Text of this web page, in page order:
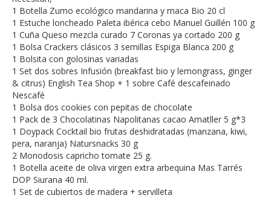
1 Botella Zumo ecológico mandarina y maca Bio 20 cl
1 Estuche loncheado Paleta ibérica cebo Manuel Guillén 100 g
1 Cuña Queso mezcla curado 7 Coronas ya cortado 200 g
1 Bolsa Crackers clásicos 3 semillas Espiga Blanca 200 g
1 Bolsita con golosinas variadas
1 Set dos sobres Infusión (breakfast bio y lemongrass, ginger
& citrus) English Tea Shop + 1 sobre Café descafeinado
Nescafé
1 Bolsa dos cookies con pepitas de chocolate
1 Pack de 3 Chocolatinas Napolitanas cacao Amatller 5 g*3
1 Doypack Cocktail bio frutas deshidratadas (manzana, kiwi,
pera, naranja) Natursnacks 30 g
2 Monodosis capricho tomate 25 g.
1 Botella aceite de oliva virgen extra arbequina Mas Tarrés
DOP Siurana 40 ml.
1 Set de cubiertos de madera + servilleta